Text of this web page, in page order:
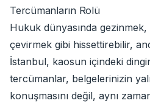
Tercümanların Rolü
Hukuk dünyasında gezinmek,
çevirmek gibi hissettirebilir,
İstanbul, kaosun içindeki
tercümanlar, belgelerinizin
konuşmasını değil, aynı